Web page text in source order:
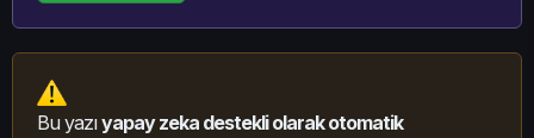
Bu yazıyapay zeka destekli olarak otomatik